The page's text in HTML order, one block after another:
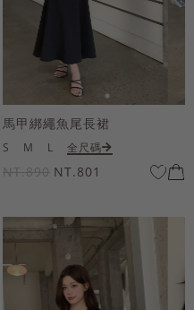
馬甲綁繩魚尾長裙
S M L 全尺碼
NT.890 NT.801